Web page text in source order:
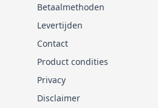
Betaalmethoden
Levertijden
Contact
Product condities
Privacy
Disclaimer